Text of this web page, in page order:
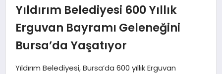
EĞITIM
Yıldırım Belediyesi 600 Yıllık
Erguvan Bayramı Geleneğini
Bursa’da Yaşatıyor
Yıldırım Belediyesi, Bursa’da 600 yıllık Erguvan